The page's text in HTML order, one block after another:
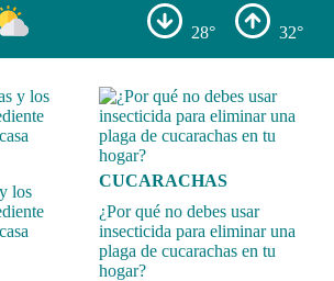
28° 32°
los
CUCARACHAS
¿Por qué no debes usar
insecticida para eliminar una
plaga de cucarachas en tu
hogar?